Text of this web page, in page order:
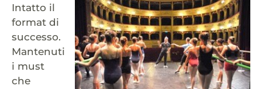
Intatto il
format di
successo.
Mantenuti
i must
che